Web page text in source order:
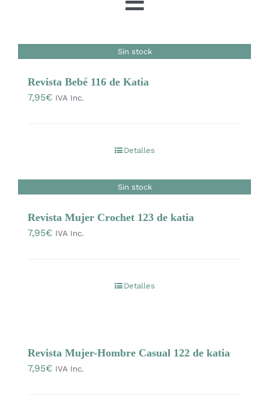
Toggle
Navigation
OFERTAS
Patrones
Prendas Handmade
Sin stock
Revista Bebé 116 de Katia
7,95€ IVA Inc.
Detalles
Sin stock
Revista Mujer Crochet 123 de katia
7,95€ IVA Inc.
Detalles
Revista Mujer-Hombre Casual 122 de katia
7,95€ IVA Inc.